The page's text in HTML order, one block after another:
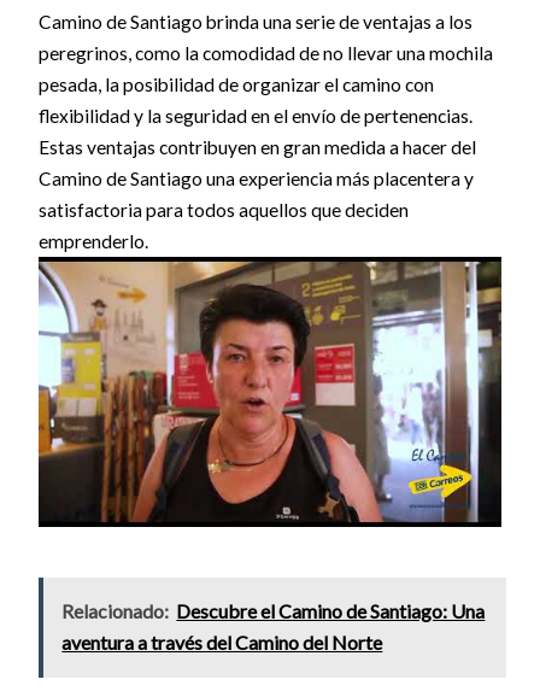
Camino de Santiago brinda una serie de ventajas a los
peregrinos, como la comodidad de no llevar una mochila
pesada, la posibilidad de organizar el camino con
flexibilidad y la seguridad en el envío de pertenencias.
Estas ventajas contribuyen en gran medida a hacer del
Camino de Santiago una experiencia más placentera y
satisfactoria para todos aquellos que deciden
emprenderlo.
Relacionado: Descubre el Camino de Santiago: Una
aventura a través del Camino del Norte